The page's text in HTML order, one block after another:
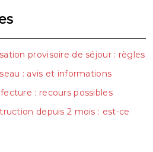
provisoire de séjour : règles
: avis et informations
: recours possibles
depuis 2 mois : est-ce